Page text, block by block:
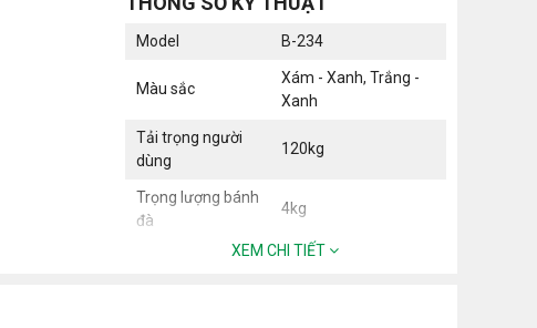
Model B-234
Màu sắc
Xám - Xanh, Trắng -
Xanh
Tải trọng người
dùng
120kg
Trọng lượng bánh
đà
4kg
20.4/22.5KGS
XEM CHI TIẾT